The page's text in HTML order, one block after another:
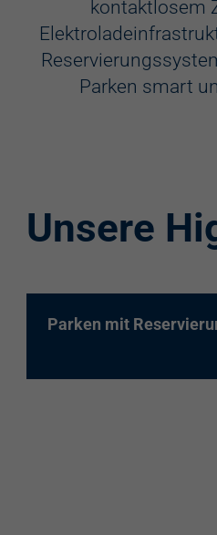
Familienstellplätze
re:charge-Karte
kontaktlosem
Parken smart
Unsere
Parken mit